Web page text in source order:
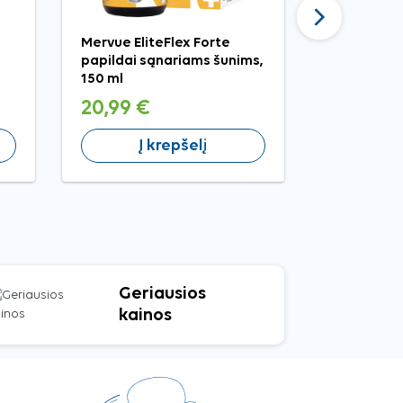
Mervue EliteFlex Forte
papildai sąnariams šunims,
150 ml
20,99 €
Į krepšelį
Geriausios
kainos